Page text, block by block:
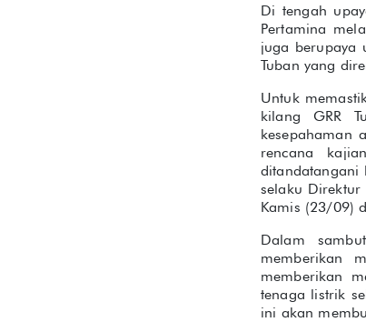
Di tengah
Pertamina
juga berupaya
Tuban yang
Untuk
kilang GRR
kesepahaman
rencana
ditandatangani
selaku Direktur
Kamis (23/09)
Dalam
memberikan
memberikan
tenaga listrik
ini akan